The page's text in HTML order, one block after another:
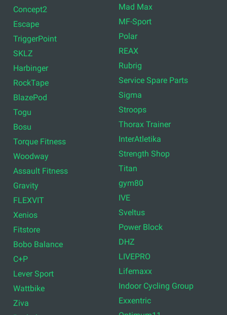
Concept2
Escape
TriggerPoint
SKLZ
Harbinger
RockTape
BlazePod
Togu
Bosu
Torque Fitness
Woodway
Assault Fitness
Gravity
FLEXVIT
Xenios
Fitstore
Bobo Balance
C+P
Lever Sport
Wattbike
Ziva
Mad Max
MF-Sport
Polar
REAX
Rubrig
Service Spare Parts
Sigma
Stroops
Thorax Trainer
InterAtletika
Strength Shop
Titan
gym80
IVE
Sveltus
Power Block
DHZ
LIVEPRO
Lifemaxx
Indoor Cycling Group
Exxentric